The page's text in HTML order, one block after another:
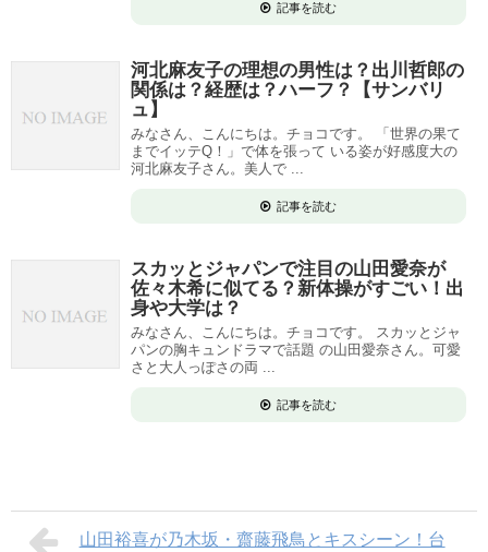
記事を読む
河北麻友子の理想の男性は？出川哲郎の
関係は？経歴は？ハーフ？【サンバリ
ュ】
みなさん、こんにちは。チョコです。 「世界の果て
までイッテQ！」で体を張って いる姿が好感度大の
河北麻友子さん。美人で ...
記事を読む
スカッとジャパンで注目の山田愛奈が
佐々木希に似てる？新体操がすごい！出
身や大学は？
みなさん、こんにちは。チョコです。 スカッとジャ
パンの胸キュンドラマで話題 の山田愛奈さん。可愛
さと大人っぽさの両 ...
記事を読む
山田裕喜が乃木坂・齋藤飛鳥とキスシーン！台